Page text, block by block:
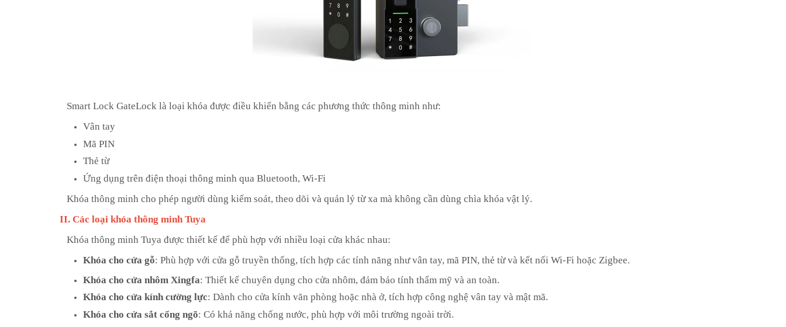
Smart Lock GateLock là loại khóa được điều khiển bằng các phương thức thông minh như:
Vân tay
Mã PIN
Thẻ từ
Ứng dụng trên điện thoại thông minh qua Bluetooth, Wi-Fi
Khóa thông minh cho phép người dùng kiểm soát, theo dõi và quản lý từ xa mà không cần dùng chìa khóa vật lý.
II. Các loại khóa thông minh Tuya
Khóa thông minh Tuya được thiết kế để phù hợp với nhiều loại cửa khác nhau:
Khóa cho cửa gỗ: Phù hợp với cửa gỗ truyền thống, tích hợp các tính năng như vân tay, mã PIN, thẻ từ và kết nối Wi-Fi hoặc Zigbee.
Khóa cho cửa nhôm Xingfa: Thiết kế chuyên dụng cho cửa nhôm, đảm bảo tính thẩm mỹ và an toàn.
Khóa cho cửa kính cường lực: Dành cho cửa kính văn phòng hoặc nhà ở, tích hợp công nghệ vân tay và mật mã.
Khóa cho cửa sắt cổng ngõ: Có khả năng chống nước, phù hợp với môi trường ngoài trời.